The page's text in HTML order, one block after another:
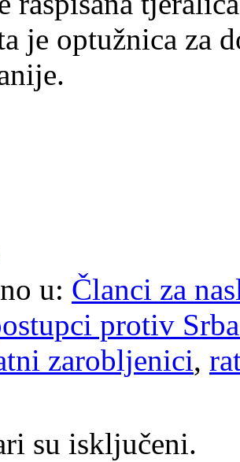
je optužnica za
u: Članci za
protiv
zarobljenici,
su isključeni.